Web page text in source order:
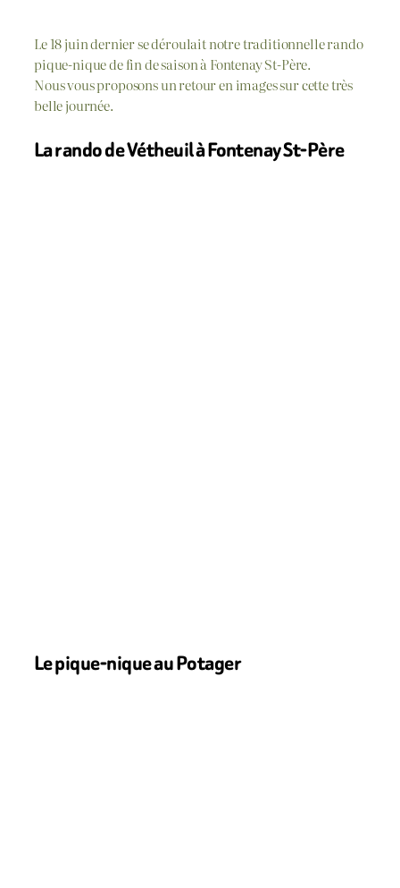
Le 18 juin dernier se déroulait notre traditionnelle rando
pique-nique de fin de saison à Fontenay St-Père.
Nous vous proposons un retour en images sur cette très
belle journée.
La rando de Vétheuil à Fontenay St-Père
Le pique-nique au Potager